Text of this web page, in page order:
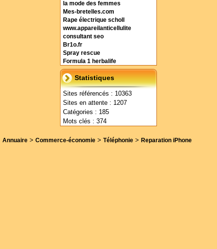
la mode des femmes
Mes-bretelles.com
Rape électrique scholl
www.appareilanticellulite
consultant seo
Br1o.fr
Spray rescue
Formula 1 herbalife
Statistiques
Sites référencés : 10363
Sites en attente : 1207
Catégories : 185
Mots clés : 374
Annuaire > Commerce-économie > Téléphonie > Reparation iPhone